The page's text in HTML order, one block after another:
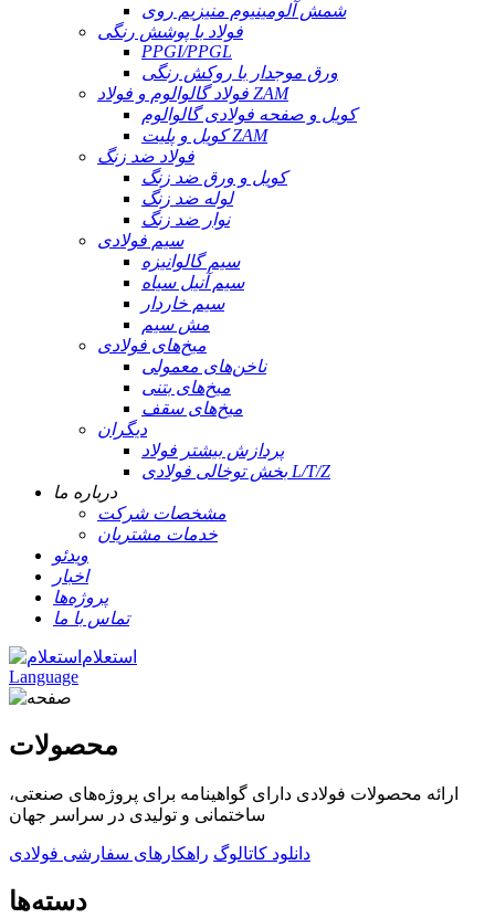
شمش آلومینیوم منیزیم روی
فولاد با پوشش رنگی
PPGI/PPGL
ورق موجدار با روکش رنگی
فولاد گالوالوم و فولاد ZAM
کویل و صفحه فولادی گالوالوم
کویل و پلیت ZAM
فولاد ضد زنگ
کویل و ورق ضد زنگ
لوله ضد زنگ
نوار ضد زنگ
سیم فولادی
سیم گالوانیزه
سیم آنیل سیاه
سیم خاردار
مش سیم
میخ‌های فولادی
ناخن‌های معمولی
میخ‌های بتنی
میخ‌های سقف
دیگران
پردازش بیشتر فولاد
بخش توخالی فولادی L/T/Z
درباره ما
مشخصات شرکت
خدمات مشتریان
ویدئو
اخبار
پروژه‌ها
تماس با ما
استعلام
Language
محصولات
ارائه محصولات فولادی دارای گواهینامه برای پروژه‌های صنعتی،
ساختمانی و تولیدی در سراسر جهان
دانلود کاتالوگ راهکارهای سفارشی فولادی
دسته‌ها